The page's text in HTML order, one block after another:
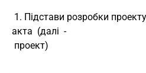
акта  (далі  -
проект)